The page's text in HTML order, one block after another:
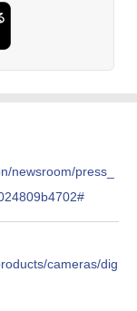
newsroom/press_
cameras/dig